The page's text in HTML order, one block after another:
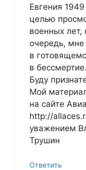
Евгения
целью
военных лет,
очередь,
в
в
Буду
Мой
на сайте
http://
уважением
Трушин
Ответить